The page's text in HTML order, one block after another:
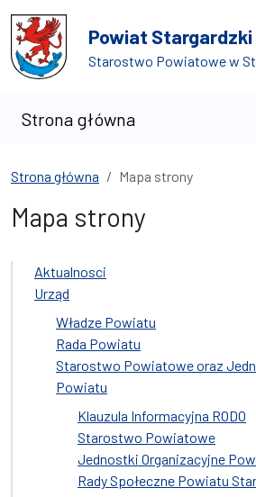
Przejdź do treści
Przejdź do wyszukiwarki
Powiat Stargardzki
Starostwo Powiatowe w
Strona główna
Strona główna Mapa strony
Mapa strony
Aktualnosci
Urząd
Władze Powiatu
Rada Powiatu
Starostwo Powiatowe oraz
Powiatu
Klauzula Informacyjna RODO
Starostwo Powiatowe
Jednostki Organizacyjne
Rady Społeczne Powiatu